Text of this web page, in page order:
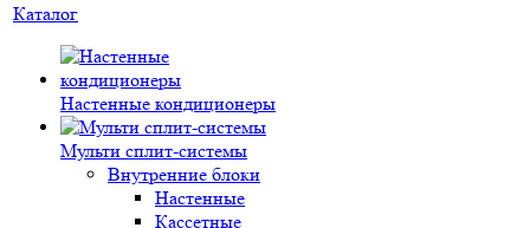
Каталог
Настенные кондиционеры
Мульти сплит-системы
Внутренние блоки
Настенные
Кассетные